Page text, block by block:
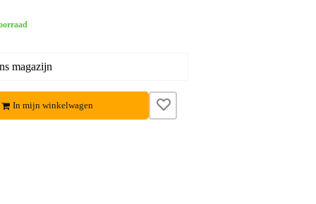
magazijn
In mijn winkelwagen